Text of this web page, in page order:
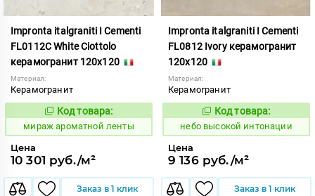
Impronta italgraniti I Cementi
FL0112C White Ciottolo
керамогранит 120x120
Материал:
Керамогранит
984668
Код товара:
мираж ароматной ленты
Цена
10 301 руб./м²
Заказ в 1 клик
Impronta italgraniti I Cementi
FL0812 Ivory керамогранит
120x120
Материал:
Керамогранит
1111408
Код товара:
небо высокой интонации
Цена
9 136 руб./м²
Заказ в 1 клик